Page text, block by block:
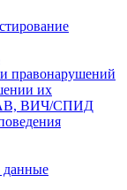
правонарушений
их
ВИЧ/СПИД
данные